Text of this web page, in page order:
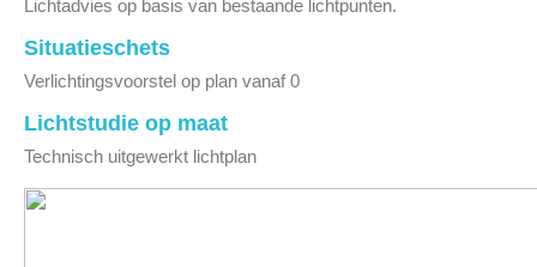
Lichtadvies op basis van bestaande lichtpunten.
Situatieschets
Verlichtingsvoorstel op plan vanaf 0
Lichtstudie op maat
Technisch uitgewerkt lichtplan